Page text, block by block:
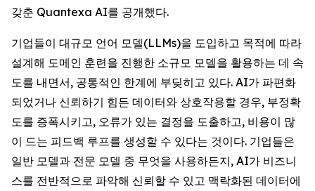
갖춘 Quantexa AI를 공개했다.
기업들이 대규모 언어 모델(LLMs)을 도입하고 목적에 따라
설계해 도메인 훈련을 진행한 소규모 모델을 활용하는 데 속
도를 내면서, 공통적인 한계에 부딪히고 있다. AI가 파편화
되었거나 신뢰하기 힘든 데이터와 상호작용할 경우, 부정확
도를 증폭시키고, 오류가 있는 결정을 도출하고, 비용이 많
이 드는 피드백 루프를 생성할 수 있다는 것이다. 기업들은
일반 모델과 전문 모델 중 무엇을 사용하든지, AI가 비즈니
스를 전반적으로 파악해 신뢰할 수 있고 맥락화된 데이터에